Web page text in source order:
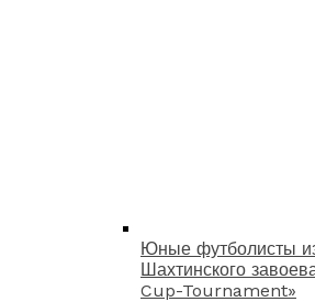
Юные футболисты
Шахтинского
Cup-Tournament»